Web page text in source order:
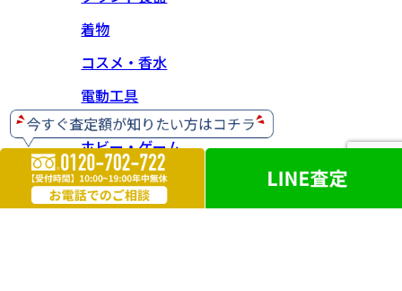
着物
コスメ・香水
電動工具
ホビー・ゲーム
楽器
お酒